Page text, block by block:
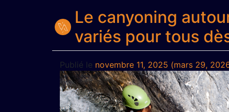
Le canyoning
variés pour tous
Publié le novembre 11, 2025 (mars 29,